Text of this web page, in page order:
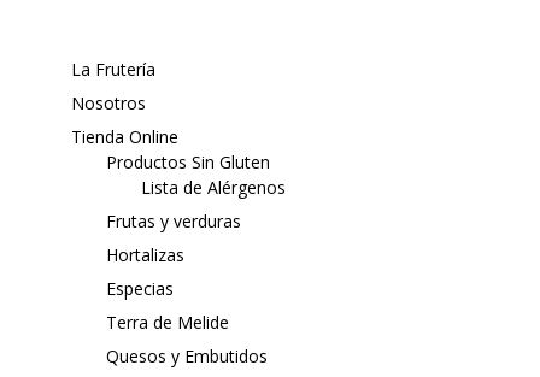
La Frutería
Nosotros
Tienda Online
Productos Sin Gluten
Lista de Alérgenos
Frutas y verduras
Hortalizas
Especias
Terra de Melide
Quesos y Embutidos